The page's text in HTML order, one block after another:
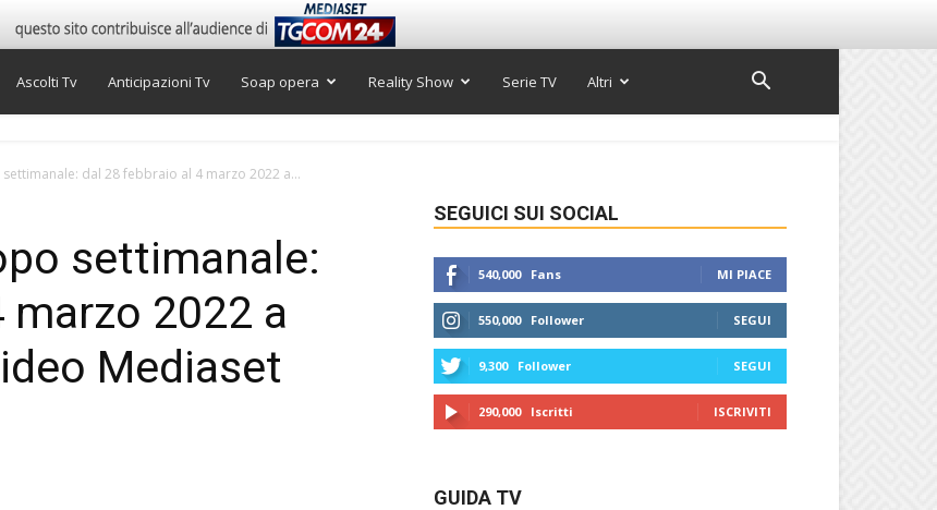
Ascolti Tv Anticipazioni Tv Soap opera Reality Show Serie TV Altri
dal 28 febbraio al 4 marzo 2022 a...
settimanale:
2022 a
Mediaset
SEGUICI SUI SOCIAL
540,000 Fans MI PIACE
550,000 Follower SEGUI
9,300 Follower SEGUI
290,000 Iscritti ISCRIVITI
GUIDA TV